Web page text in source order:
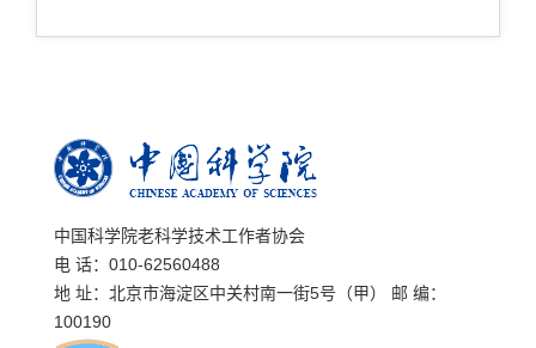
中国科学院老科学技术工作者协会
电 话：010-62560488
地 址：北京市海淀区中关村南一街5号（甲） 邮 编：
100190